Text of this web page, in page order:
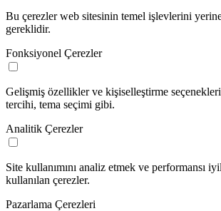
Bu çerezler web sitesinin temel işlevlerini
gereklidir.
Fonksiyonel Çerezler
Gelişmiş özellikler ve kişiselleştirme
tercihi, tema seçimi gibi.
Analitik Çerezler
Site kullanımını analiz etmek ve performansı
kullanılan çerezler.
Pazarlama Çerezleri